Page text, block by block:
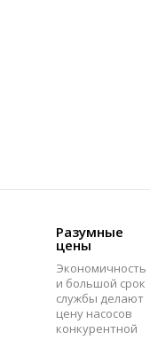
Разумные
цены
Экономичность
и большой срок
службы делают
цену насосов
конкурентной